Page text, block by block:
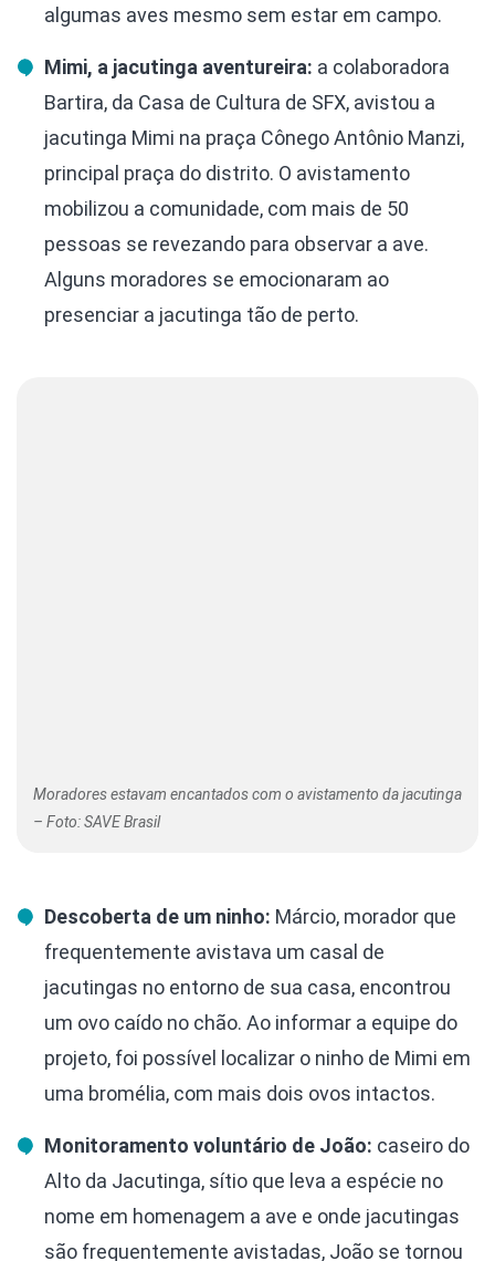
algumas aves mesmo sem estar em campo.
Mimi, a jacutinga aventureira: a colaboradora
Bartira, da Casa de Cultura de SFX, avistou a
jacutinga Mimi na praça Cônego Antônio Manzi,
principal praça do distrito. O avistamento
mobilizou a comunidade, com mais de 50
pessoas se revezando para observar a ave.
Alguns moradores se emocionaram ao
presenciar a jacutinga tão de perto.
Moradores estavam encantados com o avistamento da jacutinga
– Foto: SAVE Brasil
Descoberta de um ninho: Márcio, morador que
frequentemente avistava um casal de
jacutingas no entorno de sua casa, encontrou
um ovo caído no chão. Ao informar a equipe do
projeto, foi possível localizar o ninho de Mimi em
uma bromélia, com mais dois ovos intactos.
Monitoramento voluntário de João: caseiro do
Alto da Jacutinga, sítio que leva a espécie no
nome em homenagem a ave e onde jacutingas
são frequentemente avistadas, João se tornou